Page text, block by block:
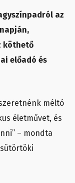
az
köthető
előadó és
méltó
életművet, és
– mondta